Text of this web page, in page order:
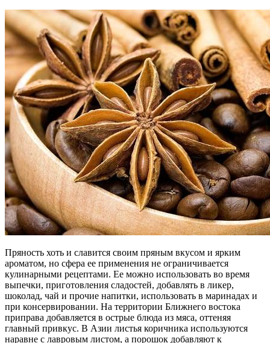
Пряность хоть и славится своим пряным вкусом и ярким
ароматом, но сфера ее применения не ограничивается
кулинарными рецептами. Ее можно использовать во время
выпечки, приготовления сладостей, добавлять в ликер,
шоколад, чай и прочие напитки, использовать в маринадах и
при консервировании. На территории Ближнего востока
приправа добавляется в острые блюда из мяса, оттеняя
главный привкус. В Азии листья коричника используются
наравне с лавровым листом, а порошок добавляют к